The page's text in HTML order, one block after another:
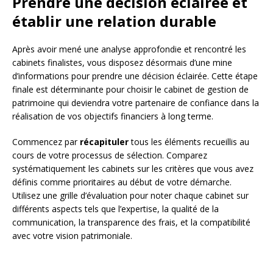
établir une relation durable
Après avoir mené une analyse approfondie et rencontré les
cabinets finalistes, vous disposez désormais d’une mine
d’informations pour prendre une décision éclairée. Cette étape
finale est déterminante pour choisir le cabinet de gestion de
patrimoine qui deviendra votre partenaire de confiance dans la
réalisation de vos objectifs financiers à long terme.
Commencez par récapitulertous les éléments recueillis au
cours de votre processus de sélection. Comparez
systématiquement les cabinets sur les critères que vous avez
définis comme prioritaires au début de votre démarche.
Utilisez une grille d’évaluation pour noter chaque cabinet sur
différents aspects tels que l’expertise, la qualité de la
communication, la transparence des frais, et la compatibilité
avec votre vision patrimoniale.